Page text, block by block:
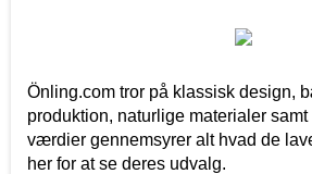
Önling.com tror på klassisk design,
produktion, naturlige materialer
værdier gennemsyrer alt hvad de
her for at se deres udvalg.